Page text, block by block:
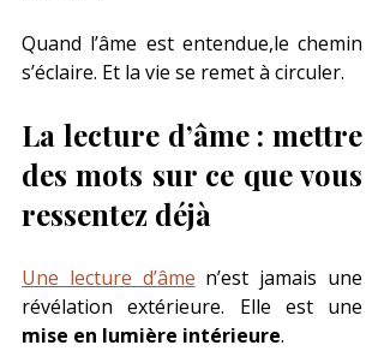
Quand l’âme est entendue,le chemin
s’éclaire. Et la vie se remet à circuler.
La lecture d’âme : mettre
des mots sur ce que vous
ressentez déjà
Une lecture d’âme n’est jamais une
mise en lumière intérieure.